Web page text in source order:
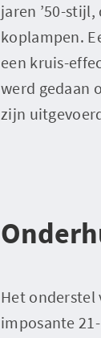
jaren ’50-
koplampen.
een kruis-
werd gedaan
zijn
Het onderstel
imposante